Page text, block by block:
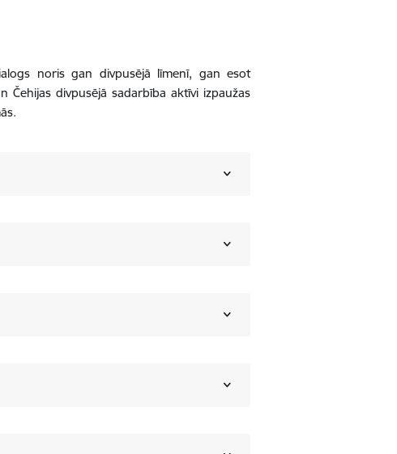
noris gan divpusējā līmenī, gan esot
Čehijas divpusējā sadarbība aktīvi izpaužas
.